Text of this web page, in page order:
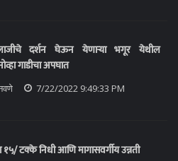
दर्शन घेऊन येणाऱ्या भगूर येथील
गाडीचा अपघात
7/22/2022 9:49:33 PM
१५/ टक्के निधी आणि मागासवर्गीय उन्नती